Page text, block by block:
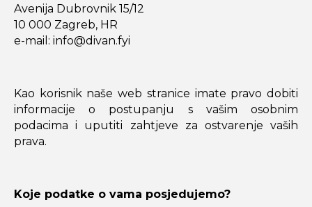
Avenija Dubrovnik 15/12
10 000 Zagreb, HR
e-mail: info@divan.fyi
Kao korisnik naše web stranice imate pravo dobiti
informacije o postupanju s vašim osobnim
podacima i uputiti zahtjeve za ostvarenje vaših
prava.
Koje podatke o vama posjedujemo?